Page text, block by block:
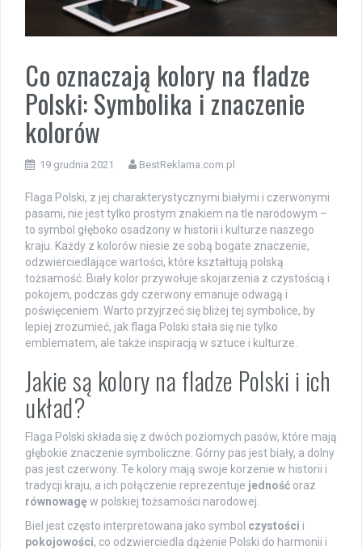
Co oznaczają kolory na fladze
Polski: Symbolika i znaczenie
kolorów
19 grudnia 2021 BestReklama.com.pl
Flaga Polski, z jej charakterystycznymi białymi i czerwonymi
pasami, nie jest tylko prostym znakiem na tle narodowym –
to symbol głęboko osadzony w historii i kulturze naszego
kraju. Każdy z kolorów niesie ze sobą bogate znaczenie,
odzwierciedlające wartości, które kształtują polską
tożsamość. Biały kolor przywołuje skojarzenia z czystością i
pokojem, podczas gdy czerwony emanuje odwagą i
poświęceniem. Warto przyjrzeć się bliżej tej symbolice, by
lepiej zrozumieć, jak flaga Polski stała się nie tylko
emblematem, ale także inspiracją w sztuce i kulturze.
Jakie są kolory na fladze Polski i ich
układ?
Flaga Polski składa się z dwóch poziomych pasów, które mają
głębokie znaczenie symboliczne. Górny pas jest biały, a dolny
pas jest czerwony. Te kolory mają swoje korzenie w historii i
tradycji kraju, a ich połączenie reprezentuje jedność oraz
równowagę w polskiej tożsamości narodowej.
Biel jest często interpretowana jako symbol czystości i
pokojowości, co odzwierciedla dążenie Polski do harmonii i